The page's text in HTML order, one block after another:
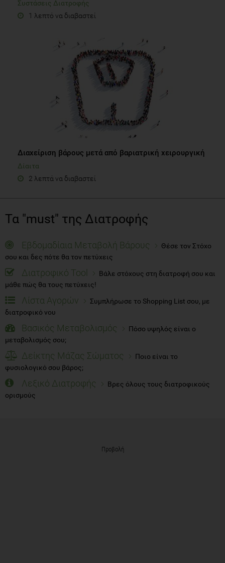
Συστάσεις Διατροφής
1 λεπτό να διαβαστεί
Διαχείριση βάρους μετά από βαριατρική χειρουργική
Δίαιτα
2 λεπτά να διαβαστεί
Τα "must" της Διατροφής
Εβδομαδίαια Μεταβολή Βάρους
Θέσε τον Στόχο
σου και δες πότε θα τον πετύχεις
Διατροφικό Tool
Βάλε στόχους στη διατροφή σου και
μάθε πώς θα τους πετύχεις!
Λίστα Αγορών
Συμπλήρωσε το Shopping List σου, με
διατροφικό νου
Βασικός Μεταβολισμός
Πόσο υψηλός είναι ο
μεταβολισμός σου;
Δείκτης Μάζας Σώματος
Ποιο είναι το
φυσιολογικό σου βάρος;
Λεξικό Διατροφής
Βρες όλους τους διατροφικούς
ορισμούς
Προβολή